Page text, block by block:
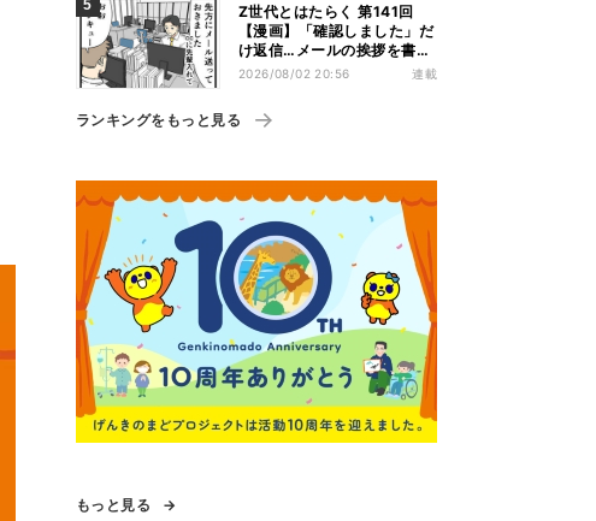
Z世代とはたらく 第141回
【漫画】「確認しました」だ
け返信…メールの挨拶を書か
ない“チャット世代”の価値観
2026/08/02 20:56 連載
ランキングをもっと見る
もっと見る